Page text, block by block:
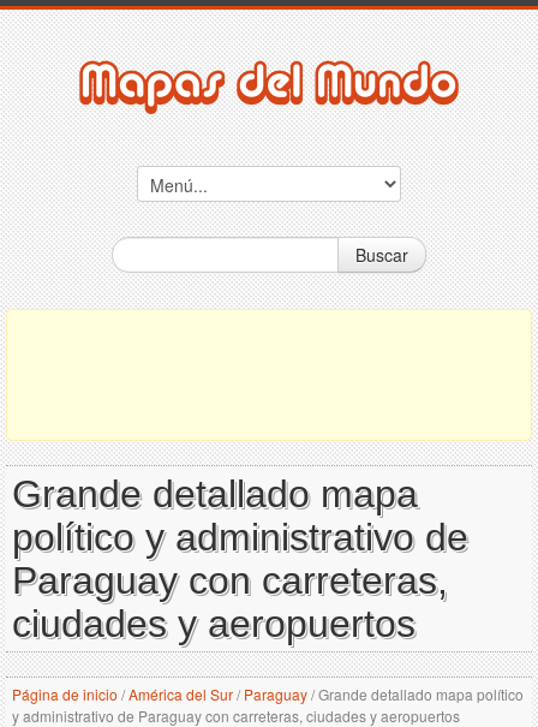
Buscar
Grande detallado mapa
político y administrativo de
Paraguay con carreteras,
ciudades y aeropuertos
Página de inicio /América del Sur/ Paraguay/Grande detallado mapa político
y administrativo de Paraguay con carreteras, ciudades y aeropuertos